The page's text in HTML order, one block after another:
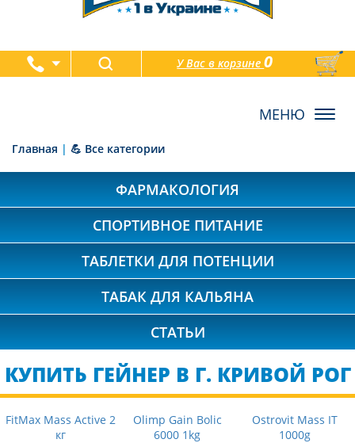
У Вас в корзине0
товаров
Главная | 💪 Все категории
ФАРМАКОЛОГИЯ
СПОРТИВНОЕ ПИТАНИЕ
ТАБЛЕТКИ ДЛЯ ПОТЕНЦИИ
ТАБАК ДЛЯ КАЛЬЯНА
СТАТЬИ
КУПИТЬ ГЕЙНЕР В Г. КРИВОЙ РОГ
FitMax Mass Active 2
кг
Olimp Gain Bolic
6000 1kg
Ostrovit Mass IT
1000g